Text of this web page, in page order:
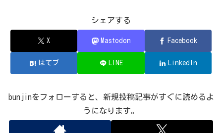
シェアする
X Mastodon Facebook
はてブ LINE LinkedIn
bunjinをフォローすると、新規投稿記事がすぐに読めるよ
うになります。